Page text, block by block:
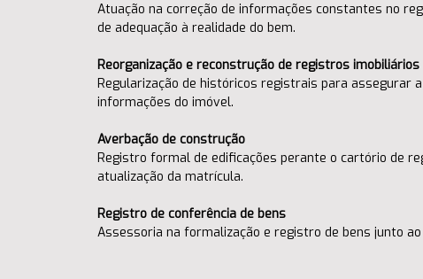
Atuação na correção de informações constantes no
de adequação à realidade do bem.
Reorganização e reconstrução de registros imobiliários
Regularização de históricos registrais para assegurar
informações do imóvel.
Averbação de construção
Registro formal de edificações perante o cartório de
atualização da matrícula.
Registro de conferência de bens
Assessoria na formalização e registro de bens junto